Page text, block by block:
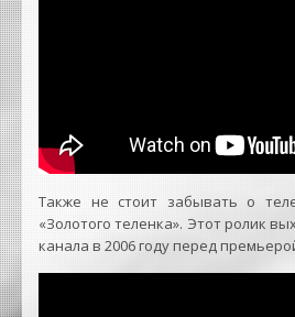
Также не стоит забывать о
«Золотого теленка». Этот ролик
канала в 2006 году перед